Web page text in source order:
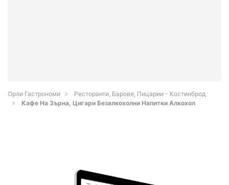
Орли Гастрономи
Ресторанти, Барове, Пицарии - Костинброд
Кафе На Зърна, Цигари Безалкохолни Напитки Алкохол